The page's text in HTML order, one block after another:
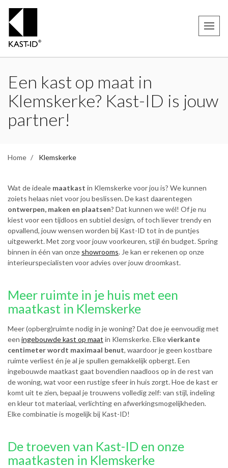
Een kast op maat in
Klemskerke? Kast-ID is jouw
partner!
Home Klemskerke
Wat de ideale maatkast in Klemskerke voor jou is? We kunnen
zoiets helaas niet voor jou beslissen. De kast daarentegen
ontwerpen, maken en plaatsen? Dat kunnen we wél! Of je nu
kiest voor een tijdloos en subtiel design, of toch liever trendy en
opvallend, jouw wensen worden bij Kast-ID tot in de puntjes
uitgewerkt. Met zorg voor jouw voorkeuren, stijl én budget. Spring
binnen in één van onze showrooms. Je kan er rekenen op onze
interieurspecialisten voor advies over jouw droomkast.
Meer ruimte in je huis met een
maatkast in Klemskerke
Meer (opberg)ruimte nodig in je woning? Dat doe je eenvoudig met
een ingebouwde kast op maat in Klemskerke. Elkevierkante
centimeter wordt maximaal benut, waardoor je geen kostbare
ruimte verliest én je al je spullen gemakkelijk opbergt. Een
ingebouwde maatkast gaat bovendien naadloos op in de rest van
de woning, wat voor een rustige sfeer in huis zorgt. Hoe de kast er
komt uit te zien, bepaal je trouwens volledig zelf: van stijl, indeling
en kleur tot materiaal, verlichting en afwerkingsmogelijkheden.
Elke combinatie is mogelijk bij Kast-ID!
De troeven van Kast-ID en onze
maatkasten in Klemskerke